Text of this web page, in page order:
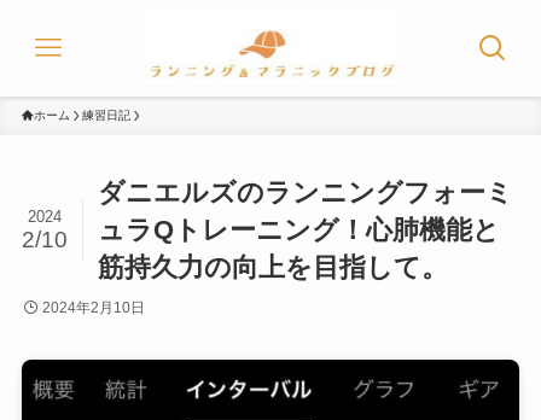
ホーム 練習日記
ダニエルズのランニングフォーミ
ュラQトレーニング！心肺機能と
筋持久力の向上を目指して。
2024
2/10
2024年2月10日